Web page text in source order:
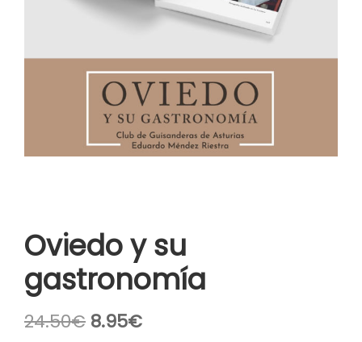
Oviedo y su
gastronomía
24.50€ El
8.95€El